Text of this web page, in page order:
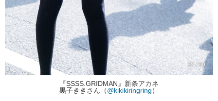
38 / 99
『SSSS.GRIDMAN』新条アカネ
黒子ききさん（@kikikiringring）